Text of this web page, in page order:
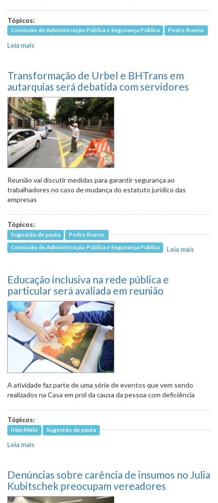
Tópicos:
Comissão de Administração Pública e Segurança Pública Pedro Bueno
Leia mais
Transformação de Urbel e BHTrans em
autarquias será debatida com servidores
Reunião vai discutir medidas para garantir segurança ao
trabalhadores no caso de mudança do estatuto jurídico das
empresas
Tópicos:
Sugestão de pauta
Pedro Bueno
Comissão de Administração Pública e Segurança Pública
Leia mais
Educação inclusiva na rede pública e
particular será avaliada em reunião
A atividade faz parte de uma série de eventos que vem sendo
realizados na Casa em prol da causa da pessoa com deficiência
Tópicos:
Irlan Melo Sugestão de pauta
Leia mais
Denúncias sobre carência de insumos no Julia
Kubitschek preocupam vereadores